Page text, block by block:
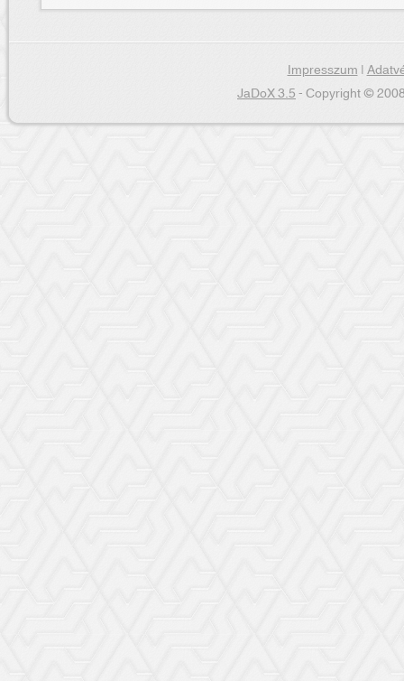
Impresszum|
JaDoX 3.5- Copyright ©